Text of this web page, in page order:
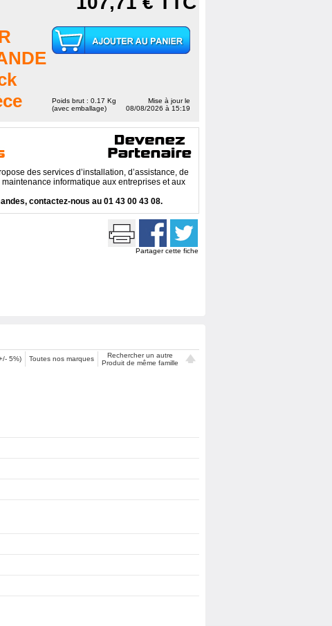
Poids brut : 0.17 Kg
(avec emballage)
Mise à jour le
08/08/2026 à 15:19
des services d’installation, d’assistance, de
informatique aux entreprises et aux
contactez-nous au 01 43 00 43 08.
Partager cette fiche
5%) Toutes nos marques
Rechercher un autre
Produit de même famille